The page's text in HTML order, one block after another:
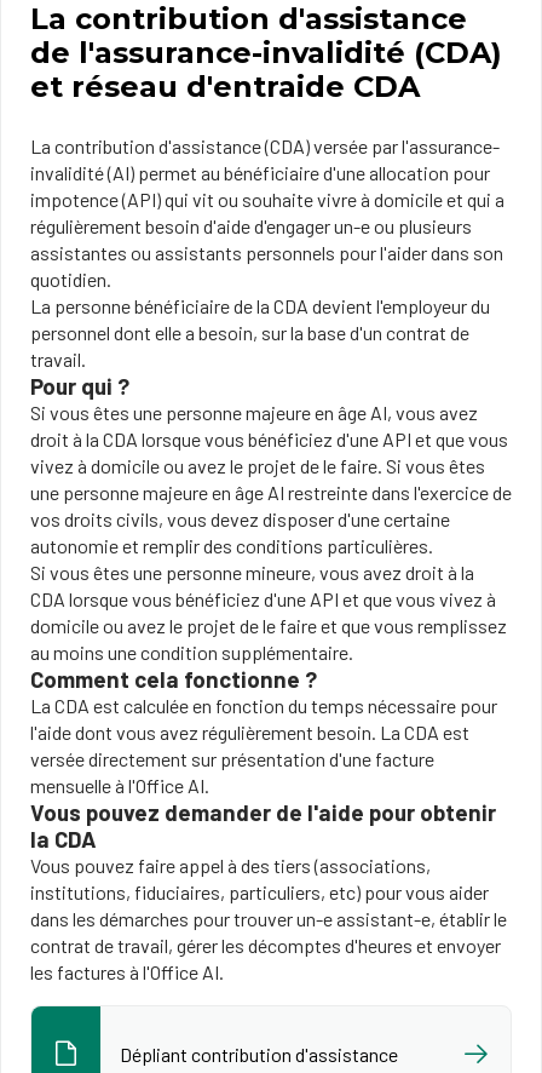
La contribution d'assistance
de l'assurance-invalidité (CDA)
et réseau d'entraide CDA
La contribution d'assistance (CDA) versée par l'assurance-
invalidité (AI) permet au bénéficiaire d'une allocation pour
impotence (API) qui vit ou souhaite vivre à domicile et qui a
régulièrement besoin d'aide d'engager un-e ou plusieurs
assistantes ou assistants personnels pour l'aider dans son
quotidien.
La personne bénéficiaire de la CDA devient l'employeur du
personnel dont elle a besoin, sur la base d'un contrat de
travail.
Pour qui ?
Si vous êtes une personne majeure en âge AI, vous avez
droit à la CDA lorsque vous bénéficiez d'une API et que vous
vivez à domicile ou avez le projet de le faire. Si vous êtes
une personne majeure en âge AI restreinte dans l'exercice de
vos droits civils, vous devez disposer d'une certaine
autonomie et remplir des conditions particulières.
Si vous êtes une personne mineure, vous avez droit à la
CDA lorsque vous bénéficiez d'une API et que vous vivez à
domicile ou avez le projet de le faire et que vous remplissez
au moins une condition supplémentaire.
Comment cela fonctionne ?
La CDA est calculée en fonction du temps nécessaire pour
l'aide dont vous avez régulièrement besoin. La CDA est
versée directement sur présentation d'une facture
mensuelle à l'Office AI.
Vous pouvez demander de l'aide pour obtenir
la CDA
Vous pouvez faire appel à des tiers (associations,
institutions, fiduciaires, particuliers, etc) pour vous aider
dans les démarches pour trouver un-e assistant-e, établir le
contrat de travail, gérer les décomptes d'heures et envoyer
les factures à l'Office AI.
Dépliant contribution d'assistance